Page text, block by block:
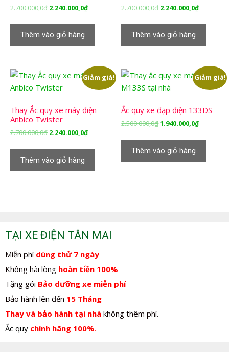
2.700.000,0₫ Giá
2.700.000,0₫.
2.240.000,0₫Giá
2.240.000,0₫.
Thêm vào giỏ hàng
2.700.000,0₫ Giá
2.700.000,0₫.
2.240.000,0₫Giá
Thêm vào giỏ hàng
Giảm giá!
Thay Ắc quy xe máy điện
Anbico Twister
2.700.000,0₫ Giá
2.700.000,0₫.
2.240.000,0₫Giá
2.240.000,0₫.
Thêm vào giỏ hàng
Giảm giá!
Ắc quy xe đạp điện 133DS
2.500.000,0₫Giá
2.500.000,0₫.
1.940.000,0₫Giá
Thêm vào giỏ hàng
TẠI XE ĐIỆN TÂN MAI
Miễn phí dùng thử 7 ngày
Không hài lòng hoàn tiền 100%
Tặng gói Bảo dưỡng xe miễn phí
Bảo hành lên đến 15 Tháng
Thay và bảo hành tại nhà không thêm phí.
Ắc quy chính hãng 100%.